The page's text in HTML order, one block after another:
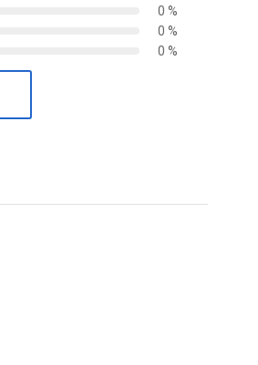
0 %
0 %
0 %